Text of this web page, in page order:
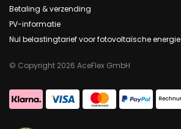
Betaling & verzending
PV-informatie
Nul belastingtarief voor fotovoltaïsche energie
© Copyright 2026 AceFlex GmbH